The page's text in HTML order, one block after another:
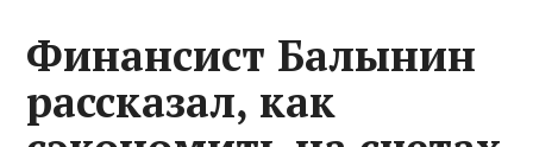
Финансист Балынин
рассказал, как